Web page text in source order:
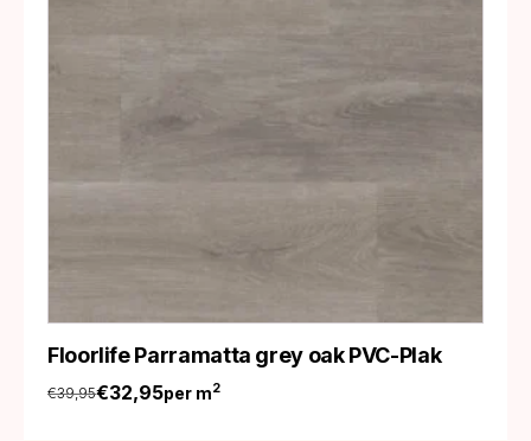
Floorlife Parramatta grey oak PVC-Plak
€39,95
Oorspronkelijke
prijs
€32,95
Huidige
prijs
per m2